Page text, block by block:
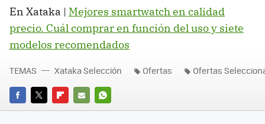
En Xataka | Mejores smartwatch en calidad
precio. Cuál comprar en función del uso y siete
modelos recomendados
FACEBOOK
TWITTERFLIPBOARD
E-
WHATSAPP
TEMAS Xataka Selección Ofertas Ofertas